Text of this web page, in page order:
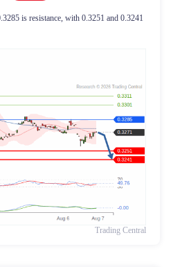
is resistance, with 0.3251 and 0.3241
Trading Central